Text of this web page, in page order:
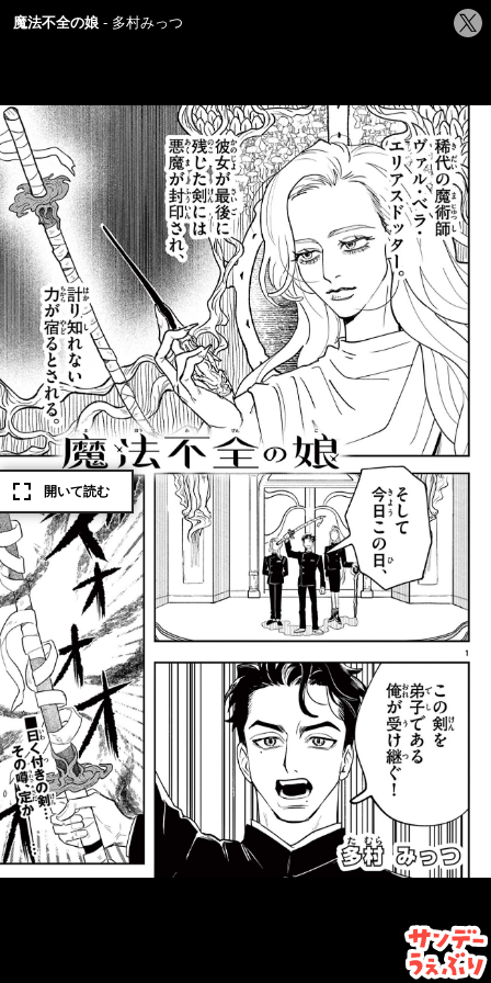
魔法不全の娘 多村みっつ
シ
ェ
る
開いて読む